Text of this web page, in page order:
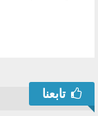
تابعنا